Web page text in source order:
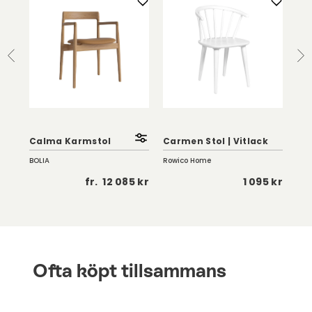
Calma Karmstol
BOLIA
fr. 12 085 kr
Carmen Stol | Vitlack
Rowico Home
1 095 kr
Ofta köpt tillsammans